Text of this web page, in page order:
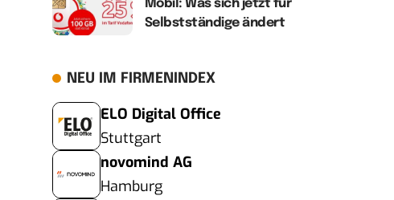
Mobil: Was sich jetzt für
Selbstständige ändert
NEU IM FIRMENINDEX
ELO Digital Office
Stuttgart
novomind AG
Hamburg